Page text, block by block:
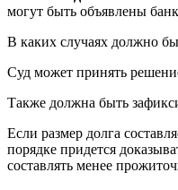
могут быть объявлены
В каких случаях должно
Суд может принять
Также должна быть
Если размер долга
порядке придется
составлять менее